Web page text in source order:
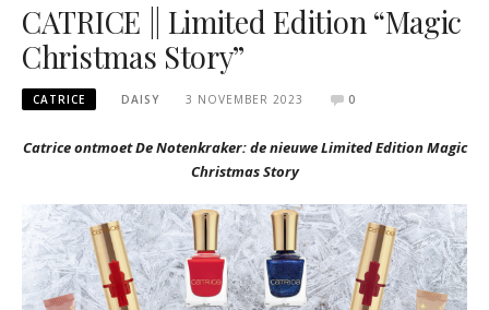
CATRICE || Limited Edition “Magic
Christmas Story”
CATRICE DAISY 3 NOVEMBER 2023 0
Catrice ontmoet De Notenkraker: de nieuwe Limited Edition Magic
Christmas Story